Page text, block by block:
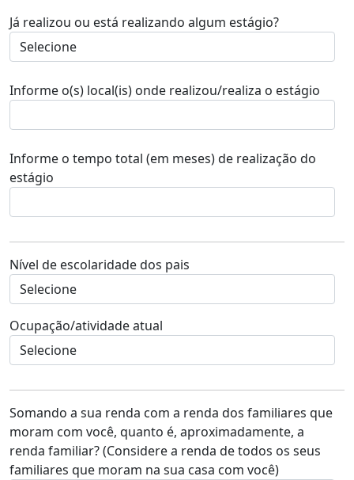
Já realizou ou está realizando algum estágio?
Informe o(s) local(is) onde realizou/realiza o estágio
Informe o tempo total (em meses) de realização do
estágio
Nível de escolaridade dos pais
Ocupação/atividade atual
Somando a sua renda com a renda dos familiares que
moram com você, quanto é, aproximadamente, a
renda familiar? (Considere a renda de todos os seus
familiares que moram na sua casa com você)